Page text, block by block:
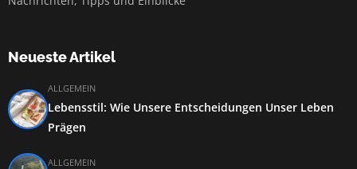
Neueste Artikel
ALLGEMEIN
Lebensstil: Wie Unsere Entscheidungen Unser Leben
Prägen
ALLGEMEIN